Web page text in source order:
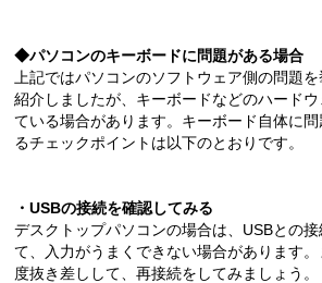
◆パソコンのキーボードに問題がある場合
上記ではパソコンのソフトウェア側の問題
紹介しましたが、キーボードなどのハード
ている場合があります。キーボード自体に
るチェックポイントは以下のとおりです。
・USBの接続を確認してみる
デスクトップパソコンの場合は、USBとの
て、入力がうまくできない場合があります
度抜き差しして、再接続をしてみましょう。